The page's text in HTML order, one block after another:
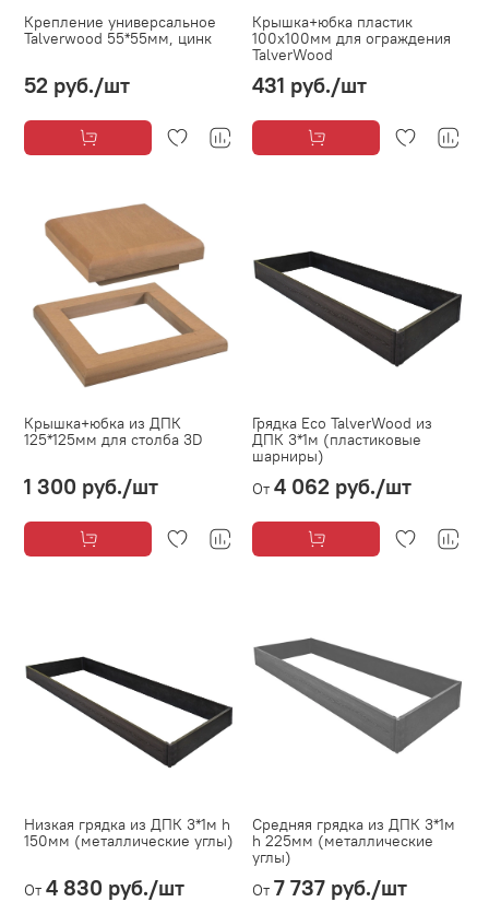
Крепление универсальное
Talverwood 55*55мм, цинк
52 руб./шт
Крышка+юбка пластик
100х100мм для ограждения
TalverWood
431 руб./шт
Крышка+юбка из ДПК
125*125мм для столба 3D
1 300 руб./шт
Грядка Eco TalverWood из
ДПК 3*1м (пластиковые
шарниры)
От 4 062 руб./шт
Низкая грядка из ДПК 3*1м h
150мм (металлические углы)
От 4 830 руб./шт
Средняя грядка из ДПК 3*1м
h 225мм (металлические
углы)
От 7 737 руб./шт